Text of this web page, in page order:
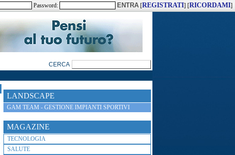
Password: [REGISTRATI] [RICORDAMI]
LANDSCAPE
GAM TEAM - GESTIONE IMPIANTI SPORTIVI
MAGAZINE
TECNOLOGIA
SALUTE